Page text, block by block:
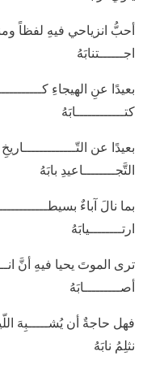
أحبُّ انزياحي فيهِ لفظاً
اجــــــتنابَهُ
بعيدًا عنِ الهيجاءِ
كتــــــــــــابَهُ
بعيدًا عن
التَّجــــــــاعيدِ بابَهُ
بما نالَ آباءٌ
ارتــــــــيابَهُ
ترى الموتَ يحيا فيهِ أنَّ
أصـــــــــابَهُ
فهل حاجةٌ أن يُشـــــبِهَ
نثلِمُ نابَهُ